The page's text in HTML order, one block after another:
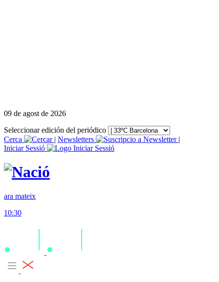
09 de agost de 2026
Seleccionar edición del periódico
Cerca
| Newsletters
|
Iniciar Sessió
ara mateix
10:30